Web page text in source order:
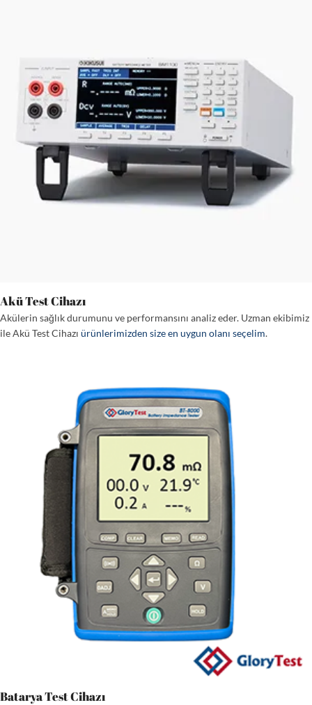
Akü Test Cihazı
Akülerin sağlık durumunu ve performansını analiz eder. Uzman ekibimiz
ile Akü Test Cihazı ürünlerimizden size en uygun olanı seçelim.
Batarya Test Cihazı